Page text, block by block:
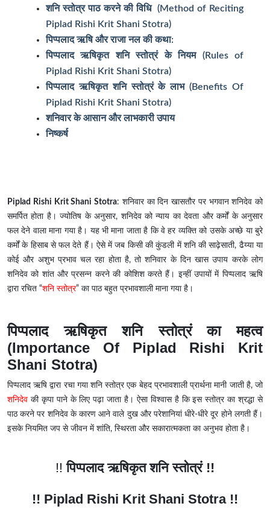
शनि स्तोत्र पाठ करने की विधि (Method of Reciting
Piplad Rishi Krit Shani Stotra)
पिप्पलाद ऋषि और राजा नल की कथा:
पिप्पलाद ऋषिकृत शनि स्तोत्रं के नियम (Rules of
Piplad Rishi Krit Shani Stotra)
पिप्पलाद ऋषिकृत शनि स्तोत्रं के लाभ (Benefits Of
Piplad Rishi Krit Shani Stotra)
शनिवार के आसान और लाभकारी उपाय
निष्कर्ष
Piplad Rishi Krit Shani Stotra: शनिवार का दिन खासतौर पर भगवान शनिदेव को
समर्पित होता है। ज्योतिष के अनुसार, शनिदेव को न्याय का देवता और कर्मों के अनुसार
फल देने वाला माना गया है। यह भी माना जाता है कि वे हर व्यक्ति को उसके अच्छे या बुरे
कर्मों के हिसाब से फल देते हैं। ऐसे में जब किसी की कुंडली में शनि की साढ़ेसाती, ढैय्या या
कोई और अशुभ प्रभाव चल रहा होता है, तो शनिवार के दिन खास उपाय करके लोग
शनिदेव को शांत और प्रसन्न करने की कोशिश करते हैं। इन्हीं उपायों में पिप्पलाद ऋषि
द्वारा रचित “शनि स्तोत्र” का पाठ बहुत प्रभावशाली माना गया है।
पिप्पलाद ऋषिकृत शनि स्तोत्रं का महत्व
(Importance Of Piplad Rishi Krit
Shani Stotra)
पिप्पलाद ऋषि द्वारा रचा गया शनि स्तोत्र एक बेहद प्रभावशाली प्रार्थना मानी जाती है, जो
शनिदेव की कृपा पाने के लिए पढ़ा जाता है। ऐसा विश्वास है कि इस स्तोत्र का श्रद्धा से
पाठ करने पर शनिदेव के कारण आने वाले दुख और परेशानियां धीरे-धीरे दूर होने लगती हैं।
इसके नियमित जप से जीवन में शांति, स्थिरता और सकारात्मकता का अनुभव होता है।
!!पिप्पलाद ऋषिकृत शनि स्तोत्रं !!
!! Piplad Rishi Krit Shani Stotra !!